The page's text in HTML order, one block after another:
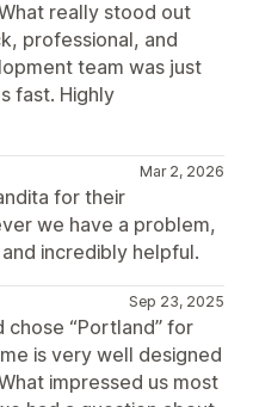
really stood out
professional, and
team was just
fast. Highly
Mar 2, 2026
for their
we have a problem,
incredibly helpful.
Sep 23, 2025
chose “Portland” for
is very well designed
impressed us most